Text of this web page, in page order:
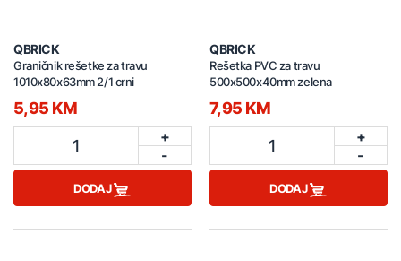
QBRICK
Graničnik rešetke za travu
1010x80x63mm 2/1 crni
5,95 KM
1
+
-
DODAJ
QBRICK
Rešetka PVC za travu
500x500x40mm zelena
7,95 KM
1
+
-
DODAJ